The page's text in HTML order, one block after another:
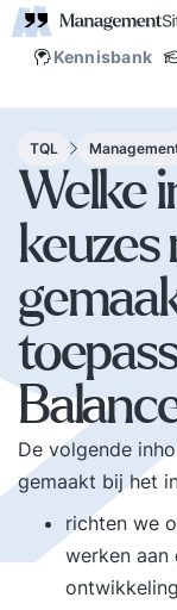
Kennisbank
TQL
Welke
De volgende
gemaakt bij het
richten we
werken aan